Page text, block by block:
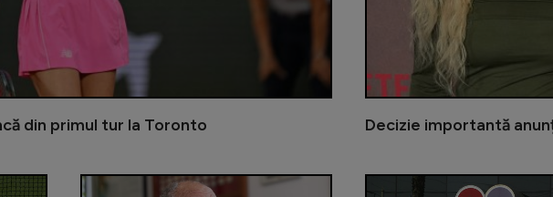
din primul tur la Toronto Decizie importantă
Emma Răducanu nu va participa